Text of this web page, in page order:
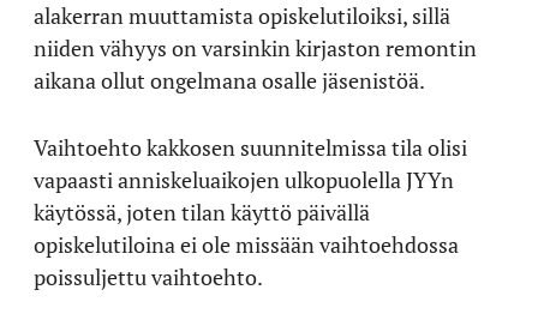
alakerran muuttamista opiskelutiloiksi, sillä
niiden vähyys on varsinkin kirjaston remontin
aikana ollut ongelmana osalle jäsenistöä.
Vaihtoehto kakkosen suunnitelmissa tila olisi
vapaasti anniskeluaikojen ulkopuolella JYYn
käytössä, joten tilan käyttö päivällä
opiskelutiloina ei ole missään vaihtoehdossa
poissuljettu vaihtoehto.